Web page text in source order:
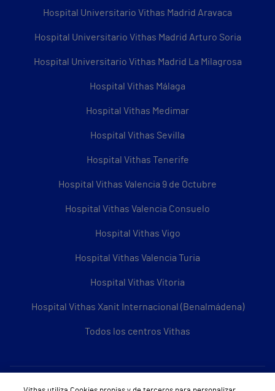
Hospital Universitario Vithas Madrid Aravaca
Hospital Universitario Vithas Madrid Arturo Soria
Hospital Universitario Vithas Madrid La Milagrosa
Hospital Vithas Málaga
Hospital Vithas Medimar
Hospital Vithas Sevilla
Hospital Vithas Tenerife
Hospital Vithas Valencia 9 de Octubre
Hospital Vithas Valencia Consuelo
Hospital Vithas Vigo
Hospital Vithas Valencia Turia
Hospital Vithas Vitoria
Hospital Vithas Xanit Internacional (Benalmádena)
Todos los centros Vithas
Sobre Vithas